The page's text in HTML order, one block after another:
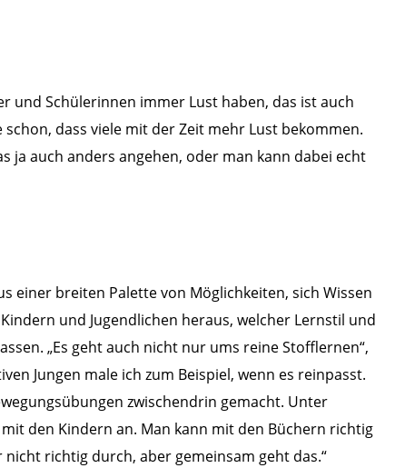
und Schülerinnen immer Lust haben, das ist auch
dass viele mit der Zeit mehr Lust bekommen.
ja auch anders angehen, oder man kann dabei echt
einer breiten Palette von Möglichkeiten, sich Wissen
und Jugendlichen heraus, welcher Lernstil und
„Es geht auch nicht nur ums reine Stofflernen“,
Jungen male ich zum Beispiel, wenn es reinpasst.
zwischendrin gemacht. Unter
den Kindern an. Man kann mit den Büchern richtig
richtig durch, aber gemeinsam geht das.“